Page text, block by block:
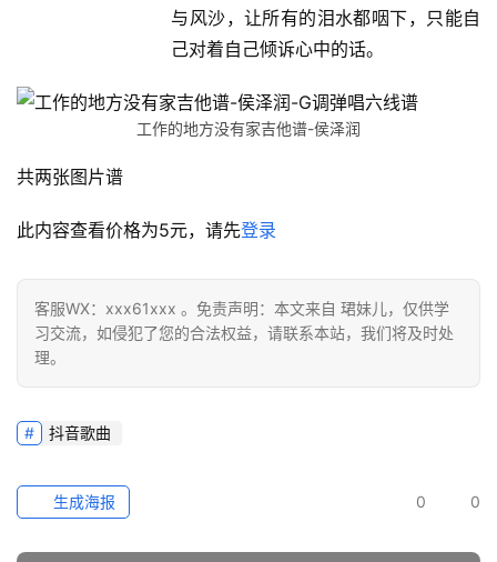
与风沙，让所有的泪水都咽下，只能自
己对着自己倾诉心中的话。
工作的地方没有家吉他谱-侯泽润
共两张图片谱
此内容查看价格为5元，请先登录
客服WX：xxx61xxx 。免责声明：本文来自 珺妹儿，仅供学
习交流，如侵犯了您的合法权益，请联系本站，我们将及时处
理。
抖音歌曲
0 0
生成海报